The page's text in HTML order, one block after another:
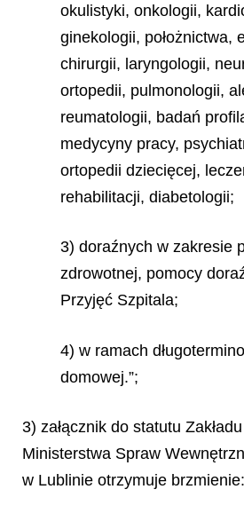
okulistyki, onkologii,
ginekologii, położnictwa,
chirurgii, laryngologii,
ortopedii, pulmonologii,
reumatologii, badań
medycyny pracy,
ortopedii dziecięcej,
rehabilitacji, diabetologii;
3) doraźnych w zakresie
zdrowotnej, pomocy
Przyjęć Szpitala;
4) w ramach
domowej.”;
3) załącznik do statutu
Ministerstwa Spraw
w Lublinie otrzymuje brzmienie: